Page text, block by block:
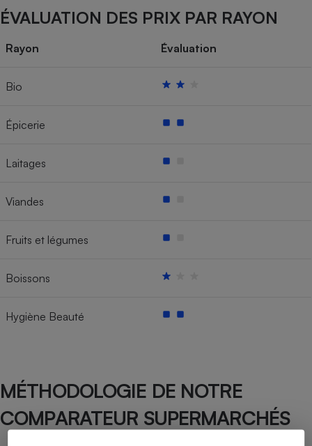
ÉVALUATION DES PRIX PAR RAYON
Rayon Évaluation
Bio
Épicerie
Laitages
Viandes
Fruits et légumes
Boissons
Hygiène Beauté
MÉTHODOLOGIE DE NOTRE
COMPARATEUR SUPERMARCHÉS